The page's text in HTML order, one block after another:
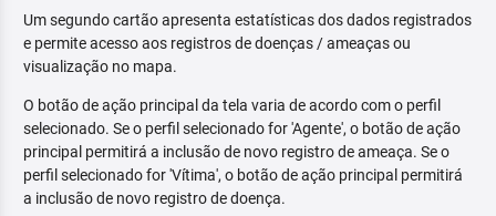
Um segundo cartão apresenta estatísticas dos dados registrados
e permite acesso aos registros de doenças / ameaças ou
visualização no mapa.
O botão de ação principal da tela varia de acordo com o perfil
selecionado. Se o perfil selecionado for 'Agente', o botão de ação
principal permitirá a inclusão de novo registro de ameaça. Se o
perfil selecionado for 'Vítima', o botão de ação principal permitirá
a inclusão de novo registro de doença.